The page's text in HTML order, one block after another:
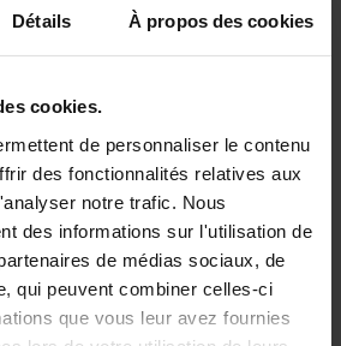
Détails À propos des cookies
cookies.
de personnaliser le contenu
des fonctionnalités relatives aux
notre trafic. Nous
des informations sur l'utilisation de
de médias sociaux, de
qui peuvent combiner celles-ci
que vous leur avez fournies